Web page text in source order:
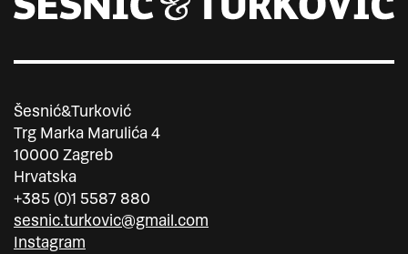
Šesnić&Turković
Trg Marka Marulića 4
10000 Zagreb
Hrvatska
+385 (0)1 5587 880
sesnic.turkovic@gmail.com
Instagram